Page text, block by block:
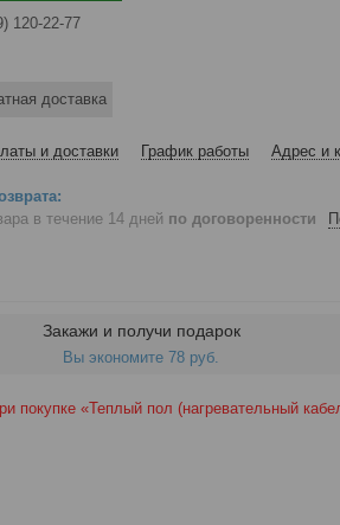
120-22-77
доставка
и доставки График работы Адрес и
в течение 14 дней по договоренности
Закажи и получи подарок
Вы экономите 78 руб.
покупке «Теплый пол (нагревательный